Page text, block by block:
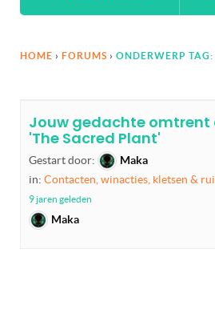
HOME › FORUMS › ONDERWERP
Jouw gedachte
'The Sacred Plant'
Gestart door:
Maka
in: Contacten, winacties, kletsen &
9 jaren geleden
Maka